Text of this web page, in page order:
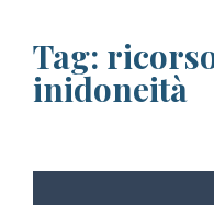
Tag:
inidoneità